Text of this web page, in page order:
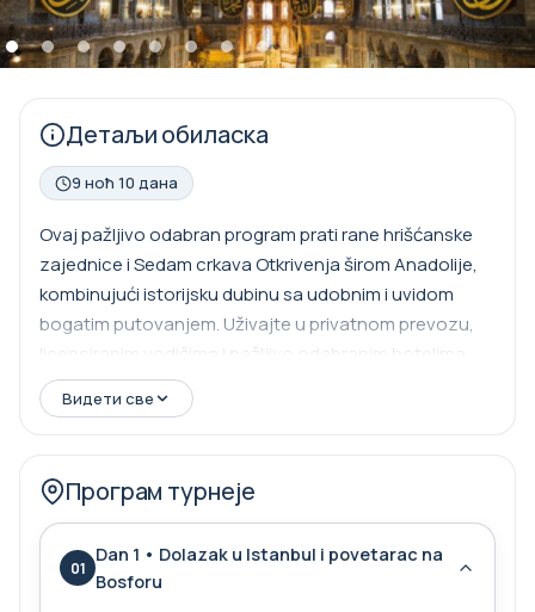
Детаљи обиласка
9 ноћ 10 дана
Ovaj pažljivo odabran program prati rane hrišćanske
zajednice i Sedam crkava Otkrivenja širom Anadolije,
kombinujući istorijsku dubinu sa udobnim i uvidom
bogatim putovanjem. Uživajte u privatnom prevozu,
licenciranim vodičima i pažljivo odabranim hotelima
dok istražujete svete lokacije, arheološke blago i
mesta hodočašća.
Видети све
Програм турнеје
01
Dan 1 • Dolazak u Istanbul i povetarac na
Bosforu